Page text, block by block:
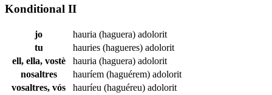
Konditional II
jo hauria (haguera) adolorit
tu
hauries (hagueres) adolorit
ell, ella, vostè
hauria (haguera) adolorit
nosaltres
hauríem (haguérem) adolorit
vosaltres, vós
hauríeu (haguéreu) adolorit